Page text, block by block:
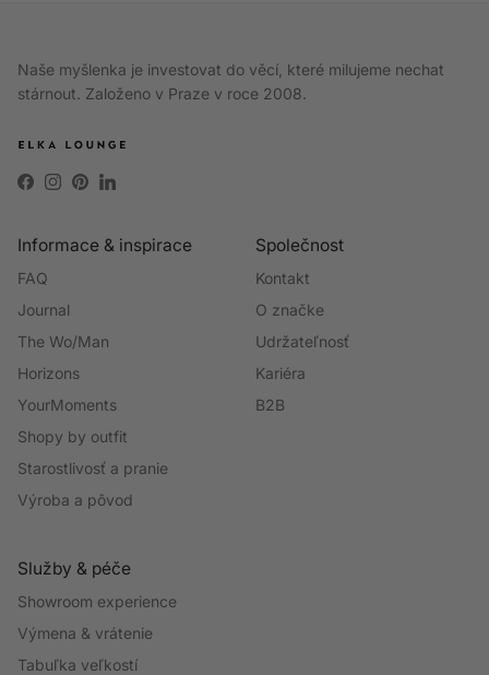
Naše myšlenka je investovat do věcí, které milujeme nechat
stárnout. Založeno v Praze v roce 2008.
Facebook
Instagram
PinterestLinkedIn
Informace & inspirace
FAQ
Journal
The Wo/Man
Horizons
YourMoments
Shopy by outfit
Starostlivosť a pranie
Výroba a pôvod
Společnost
Kontakt
O značke
Udržateľnosť
Kariéra
B2B
Služby & péče
Showroom experience
Výmena & vrátenie
Tabuľka veľkostí